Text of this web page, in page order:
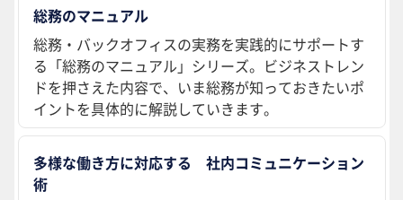
総務のマニュアル
総務・バックオフィスの実務を実践的にサポートす
る「総務のマニュアル」シリーズ。ビジネストレン
ドを押さえた内容で、いま総務が知っておきたいポ
イントを具体的に解説していきます。
多様な働き方に対応する 社内コミュニケーション
術